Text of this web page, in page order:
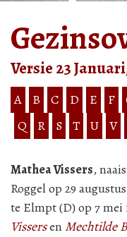
Versie 23
A B C D E F
Q
R S T U V
Mathea Vissers,
Roggel op 29
te Elmpt (D) op 7 mei
Vissersen Mechtilde